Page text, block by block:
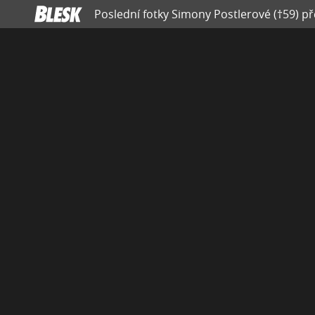
Poslední fotky Simony Postlerové (†59)